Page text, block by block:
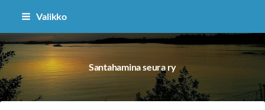
Siirry
sisältöön
Valikko
Santahamina seura ry